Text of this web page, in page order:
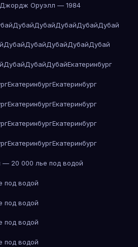
Джордж Оруэлл — 1984
ДубайДубайДубайДубайДубай
ДубайДубайДубайДубайДубай
ДубайДубайДубайЕкатеринбург
ЕкатеринбургЕкатеринбург
ЕкатеринбургЕкатеринбург
ЕкатеринбургЕкатеринбург
ЕкатеринбургЕкатеринбург
20 000 лье под водой
под водой
под водой
под водой
под водой